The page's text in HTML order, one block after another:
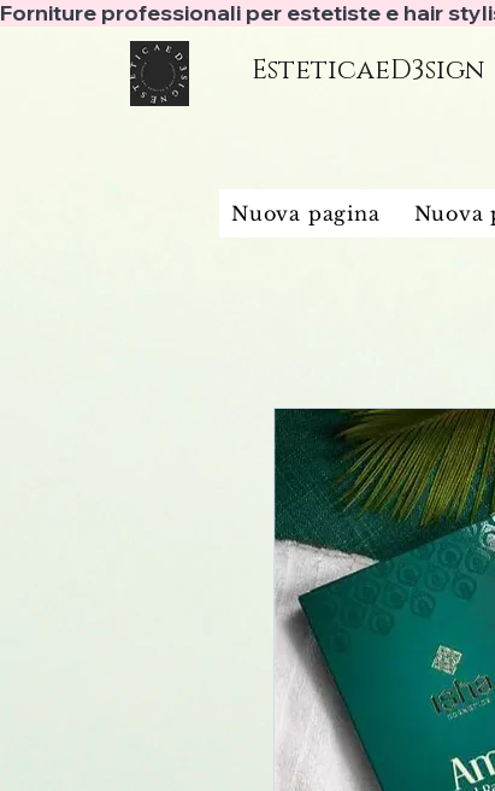
Forniture professionali per estetiste e hair
EsteticaeD3sign
Nuova pagina Nuova